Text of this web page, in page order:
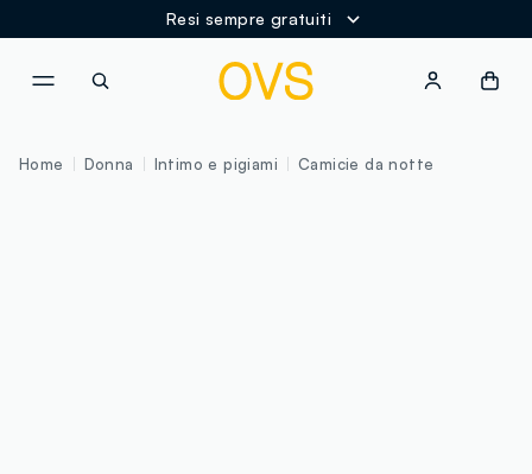
Resi sempre gratuiti
Home Donna Intimo e pigiami Camicie da notte